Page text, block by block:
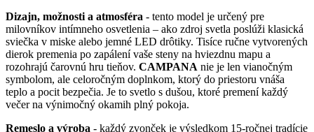
Dizajn, možnosti a atmosféra - tento model je určený pre
milovníkov intímneho osvetlenia – ako zdroj svetla poslúži klasická
sviečka v miske alebo jemné LED drôtiky. Tisíce ručne vytvorených
dierok premenia po zapálení vaše steny na hviezdnu mapu a
rozohrajú čarovnú hru tieňov. CAMPANA nie je len vianočným
symbolom, ale celoročným doplnkom, ktorý do priestoru vnáša
teplo a pocit bezpečia. Je to svetlo s dušou, ktoré premení každý
večer na výnimočný okamih plný pokoja.
Remeslo a výroba - každý zvonček je výsledkom 15-ročnej tradície